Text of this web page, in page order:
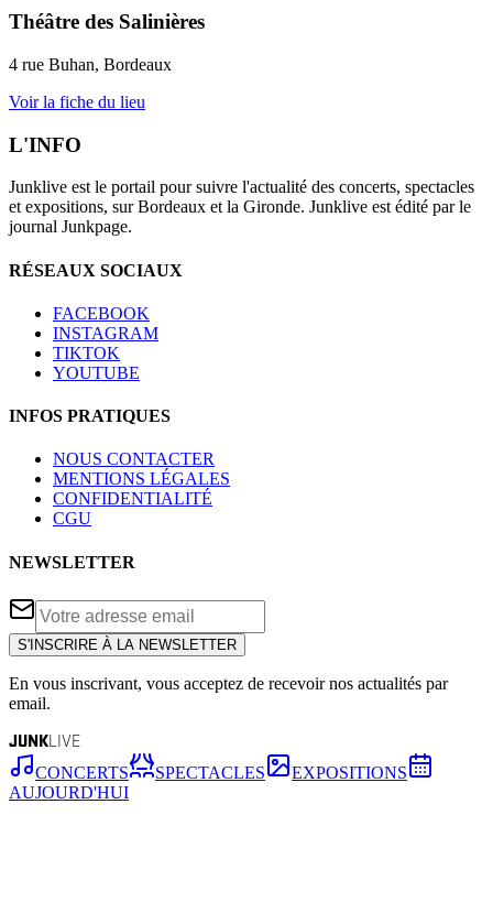
Théâtre des Salinières
4 rue Buhan, Bordeaux
Voir la fiche du lieu
L'INFO
Junklive est le portail pour suivre l'actualité des concerts, spectacles
et expositions, sur Bordeaux et la Gironde. Junklive est édité par le
journal Junkpage.
RÉSEAUX SOCIAUX
FACEBOOK
INSTAGRAM
TIKTOK
YOUTUBE
INFOS PRATIQUES
NOUS CONTACTER
MENTIONS LÉGALES
CONFIDENTIALITÉ
CGU
NEWSLETTER
S'INSCRIRE À LA NEWSLETTER
En vous inscrivant, vous acceptez de recevoir nos actualités par
email.
JUNKLIVE
CONCERTS SPECTACLES
EXPOSITIONS
AUJOURD'HUI